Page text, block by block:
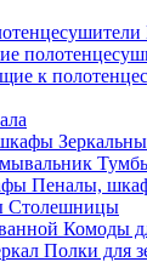
Пеналы,
Столешницы
Комоды
Полки для